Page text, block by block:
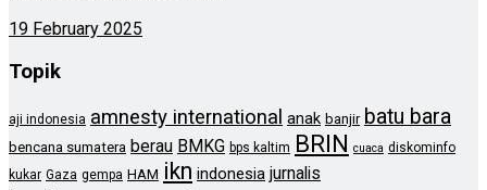
19 February 2025
Topik
aji indonesia amnesty international anak banjir batu bara
bencana sumatera berau BMKG bps kaltim BRIN cuaca diskominfo
kukar Gaza gempa HAM ikn indonesia jurnalis